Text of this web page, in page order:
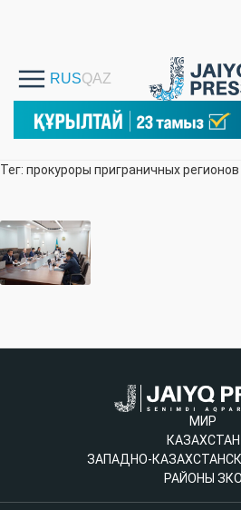
Тег: прокуроры приграничных
МИР
КАЗАХСТАН
ЗАПАДНО-
РАЙОНЫ ЗКО